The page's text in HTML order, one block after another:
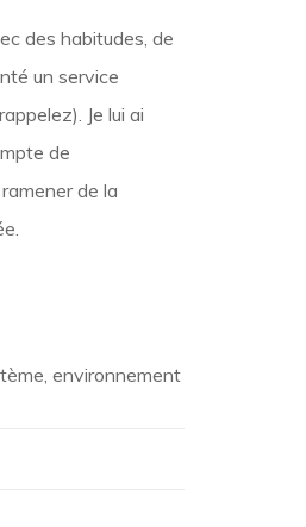
des habitudes, de
un service
Je lui ai
de
de la
environnement